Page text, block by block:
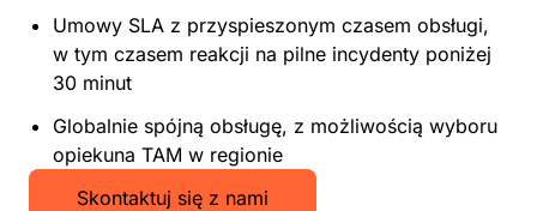
Umowy SLA z przyspieszonym czasem obsługi,
w tym czasem reakcji na pilne incydenty poniżej
30 minut
Globalnie spójną obsługę, z możliwością wyboru
opiekuna TAM w regionie
Skontaktuj się z nami